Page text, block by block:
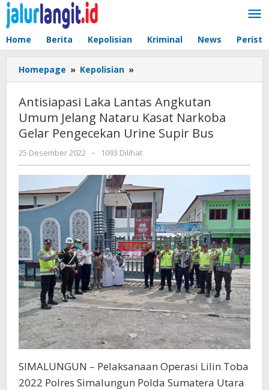
Lewati
konten
Home Berita Kepolisian Kriminal News
Homepage » Kepolisian »
Laka
Angkutan
Umum
Jelang
Kasat
Narkoba
Pengecekan
Urine
Supir
Bus
Antisiapasi Laka Lantas Angkutan
Umum Jelang Nataru Kasat Narkoba
Gelar Pengecekan Urine Supir Bus
25 Desember 2022
oleh
admin
- 1093 Dilihat
SIMALUNGUN – Pelaksanaan Operasi Lilin Toba
2022 Polres Simalungun Polda Sumatera Utara